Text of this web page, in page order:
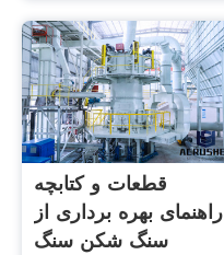
قطعات و کتابچه
راهنمای بهره برداری از
سنگ شکن سنگ